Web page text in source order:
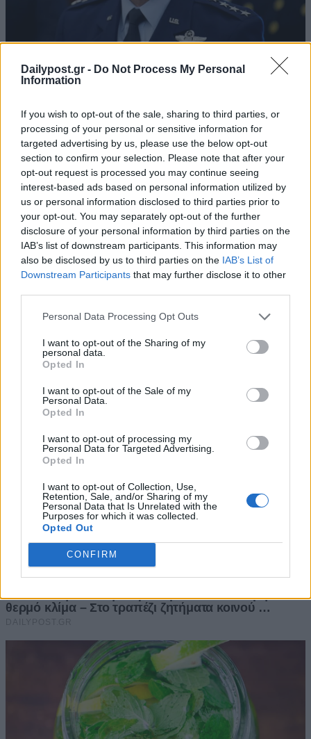
Dailypost.gr - Do Not Process My Personal
Information
If you wish to opt-out of the sale, sharing to third parties, or
processing of your personal or sensitive information for
targeted advertising by us, please use the below opt-out
section to confirm your selection. Please note that after your
opt-out request is processed you may continue seeing
interest-based ads based on personal information utilized by
us or personal information disclosed to third parties prior to
your opt-out. You may separately opt-out of the further
disclosure of your personal information by third parties on the
IAB’s list of downstream participants. This information may
also be disclosed by us to third parties on the IAB’s List of
Downstream Participants that may further disclose it to other
Personal Data Processing Opt Outs
I want to opt-out of the Sharing of my
personal data.
Opted In
I want to opt-out of the Sale of my
Personal Data.
Opted In
I want to opt-out of processing my
Personal Data for Targeted Advertising.
Opted In
I want to opt-out of Collection, Use,
Retention, Sale, and/or Sharing of my
Personal Data that Is Unrelated with the
Purposes for which it was collected.
Opted Out
CONFIRM